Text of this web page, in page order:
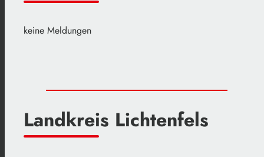
keine Meldungen
Landkreis Lichtenfels